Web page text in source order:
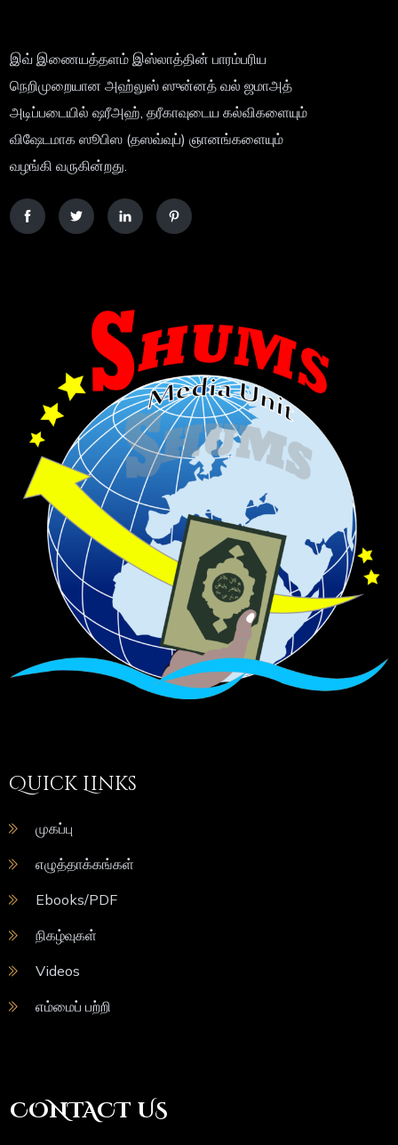
இவ் இணையத்தளம் இஸ்லாத்தின் பாரம்பரிய
நெறிமுறையான அஹ்லுஸ் ஸுன்னத் வல் ஜமாஅத்
அடிப்படையில் ஷரீஅஹ், தரீகாவுடைய கல்விகளையும்
விஷேடமாக ஸூபிஸ (தஸவ்வுப்) ஞானங்களையும்
வழங்கி வருகின்றது.
Quick Links
முகப்பு
எழுத்தாக்கங்கள்
Ebooks/PDF
நிகழ்வுகள்
Videos
எம்மைப் பற்றி
CONTACT US